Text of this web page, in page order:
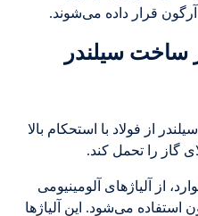
قرار داده می‌شوند.
ساخت سیلندر
از فولاد با استحکام بالا
گاز را تحمل کند.
از آلیاژهای آلومینیومی
استفاده می‌شود. این آلیاژها